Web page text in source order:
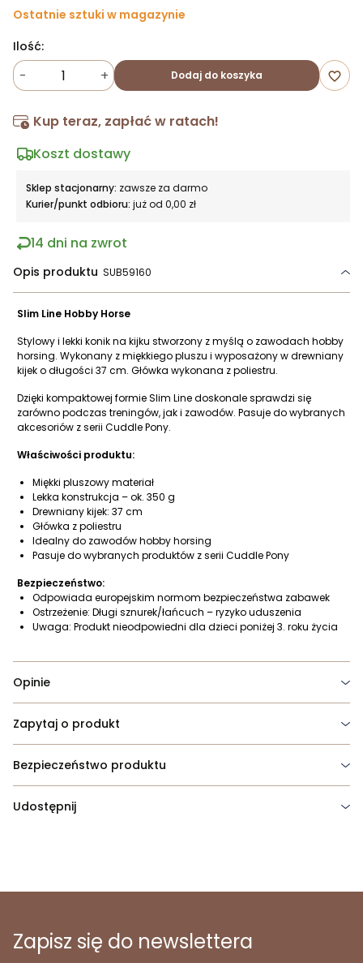
Ostatnie sztuki w magazynie
Ilość:
- + Dodaj do koszyka favorite_border
Kup teraz, zapłać w ratach!
Koszt dostawy
Sklep stacjonarny: zawsze za darmo
Kurier/punkt odbioru: już od 0,00 zł
14 dni na zwrot
Opis produktu SUB59160
Slim Line Hobby Horse
Stylowy i lekki konik na kijku stworzony z myślą o zawodach hobby
horsing. Wykonany z miękkiego pluszu i wyposażony w drewniany
kijek o długości 37 cm. Główka wykonana z poliestru.
Dzięki kompaktowej formie Slim Line doskonale sprawdzi się
zarówno podczas treningów, jak i zawodów. Pasuje do wybranych
akcesoriów z serii Cuddle Pony.
Właściwości produktu:
Miękki pluszowy materiał
Lekka konstrukcja – ok. 350 g
Drewniany kijek: 37 cm
Główka z poliestru
Idealny do zawodów hobby horsing
Pasuje do wybranych produktów z serii Cuddle Pony
Bezpieczeństwo:
Odpowiada europejskim normom bezpieczeństwa zabawek
Ostrzeżenie: Długi sznurek/łańcuch – ryzyko uduszenia
Uwaga: Produkt nieodpowiedni dla dzieci poniżej 3. roku życia
Opinie
Zapytaj o produkt
Bezpieczeństwo produktu
Udostępnij
Zapisz się do newslettera